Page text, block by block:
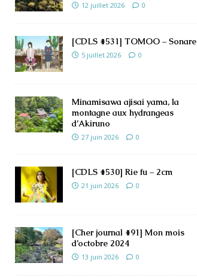
12 juillet 2026 0
[CDLS #531] TOMOO – Sonare
5 juillet 2026 0
Minamisawa ajisai yama, la
montagne aux hydrangeas
d’Akiruno
27 juin 2026 0
[CDLS #530] Rie fu – 2cm
21 juin 2026 0
[Cher journal #91] Mon mois
d’octobre 2024
13 juin 2026 0